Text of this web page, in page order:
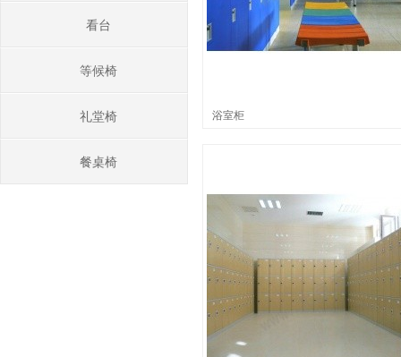
看台
等候椅
礼堂椅
餐桌椅
浴室柜